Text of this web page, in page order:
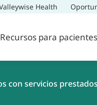
Health
Recursos para pacientes
con servicios